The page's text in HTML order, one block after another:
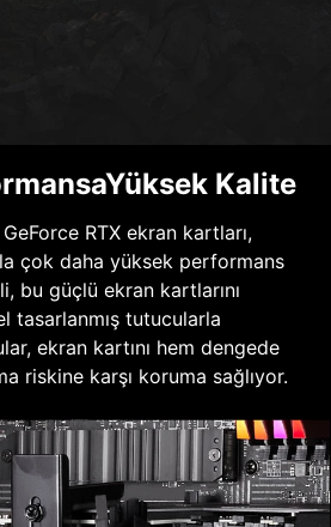
Kalite
RTX ekran kartları,
çok daha yüksek performans
bu güçlü ekran kartlarını
tasarlanmış tutucularla
ekran kartını hem dengede
riskine karşı koruma sağlıyor.